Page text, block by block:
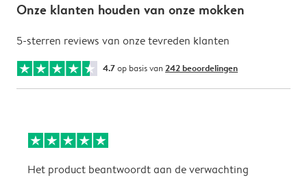
Onze klanten houden van onze mokken
5-sterren reviews van onze tevreden klanten
4.7op basis van 242 beoordelingen
Het product beantwoordt aan de verwachting